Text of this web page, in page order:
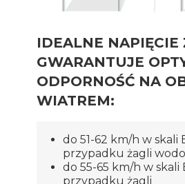
IDEALNE NAPIĘCIE
GWARANTUJE
ODPORNOŚĆ NA
WIATREM:
do 51-62 km/h w skali
przypadku żagli
do 55-65 km/h w
przypadku żagli